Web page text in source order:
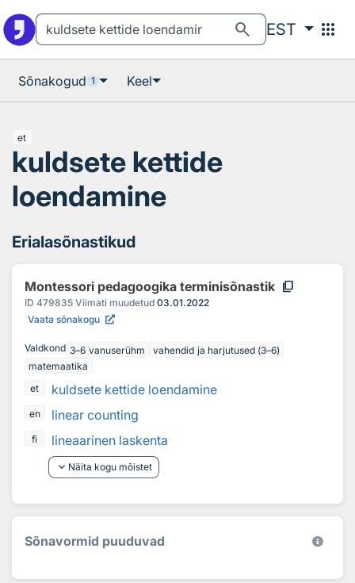
search EST apps
Sõnakogud 1 Keel
et
kuldsete kettide
loendamine
Erialasõnastikud
Montessori pedagoogika terminisõnastik content_copy
ID 479835 Viimati muudetud 03.01.2022
Vaata sõnakogu
Valdkond 3–6 vanuserühm
vahendid ja harjutused (3–6)
matemaatika
et
kuldsete kettide loendamine
en linear counting
fi
lineaarinen laskenta
keyboard_arrow_down Näita kogu mõistet
Sõnavormid puuduvad